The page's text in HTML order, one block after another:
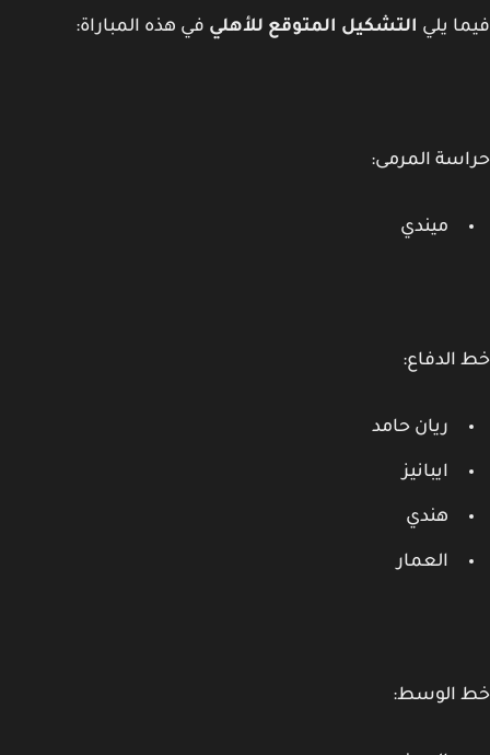
يليالتشكيل المتوقع للأهليفي هذه المباراة:
المرمى:
ميندي
الدفاع:
ريان حامد
ايبانيز
هندي
العمار
الوسط: